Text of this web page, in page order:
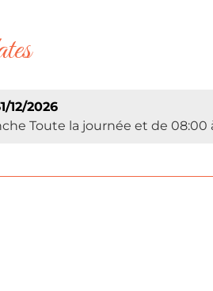
12/2026
Toute la journée et de 08:00